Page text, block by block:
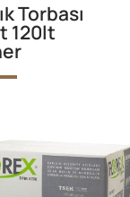
Torbası
120lt